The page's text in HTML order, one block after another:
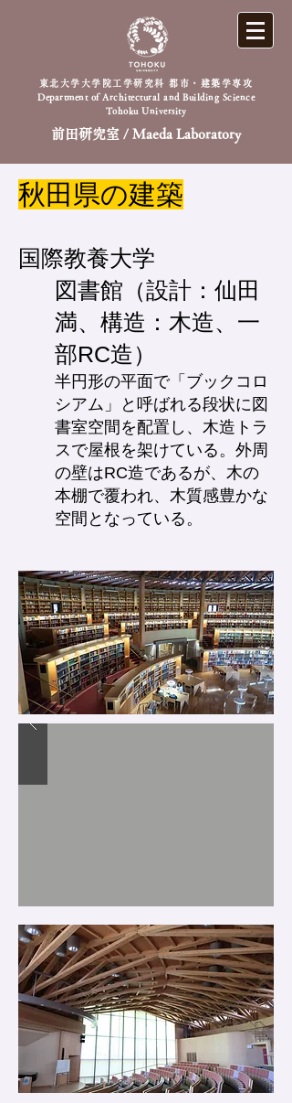
前田研究室 / Maeda Laboratory
東北大学大学院工学研究科 都市・建築学専攻
Department of Architectural and Building Science
Tohoku University
秋田県の建築
国際教養大学
​図書館（設計：仙田
満、構造：木造、一
部RC造）
半円形の平面で「ブックコロ
シアム」と呼ばれる段状に図
書室空間を配置し、木造トラ
スで屋根を架けている。外周
の壁はRC造であるが、木の
本棚で覆われ、木質感豊かな
空間となっている。